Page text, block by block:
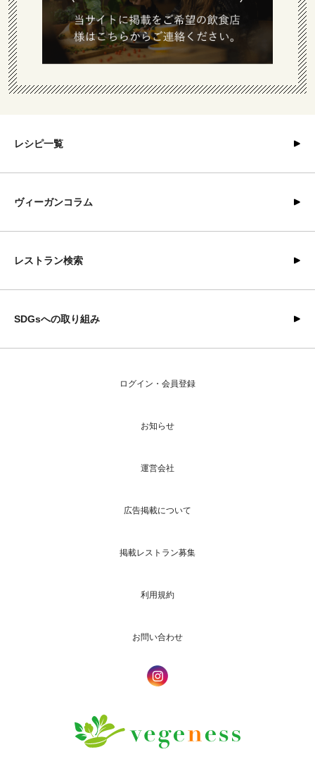
レシピ一覧
ヴィーガンコラム
レストラン検索
SDGsへの取り組み
ログイン・会員登録
お知らせ
運営会社
広告掲載について
掲載レストラン募集
利用規約
お問い合わせ